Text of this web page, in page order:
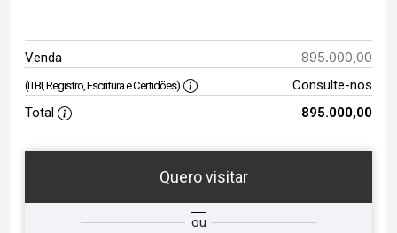
Venda 895.000,00
(ITBI, Registro, Escritura e Certidões)
Consulte-nos
Total
895.000,00
Quero visitar
ou
Qual o melhor dia e horário para